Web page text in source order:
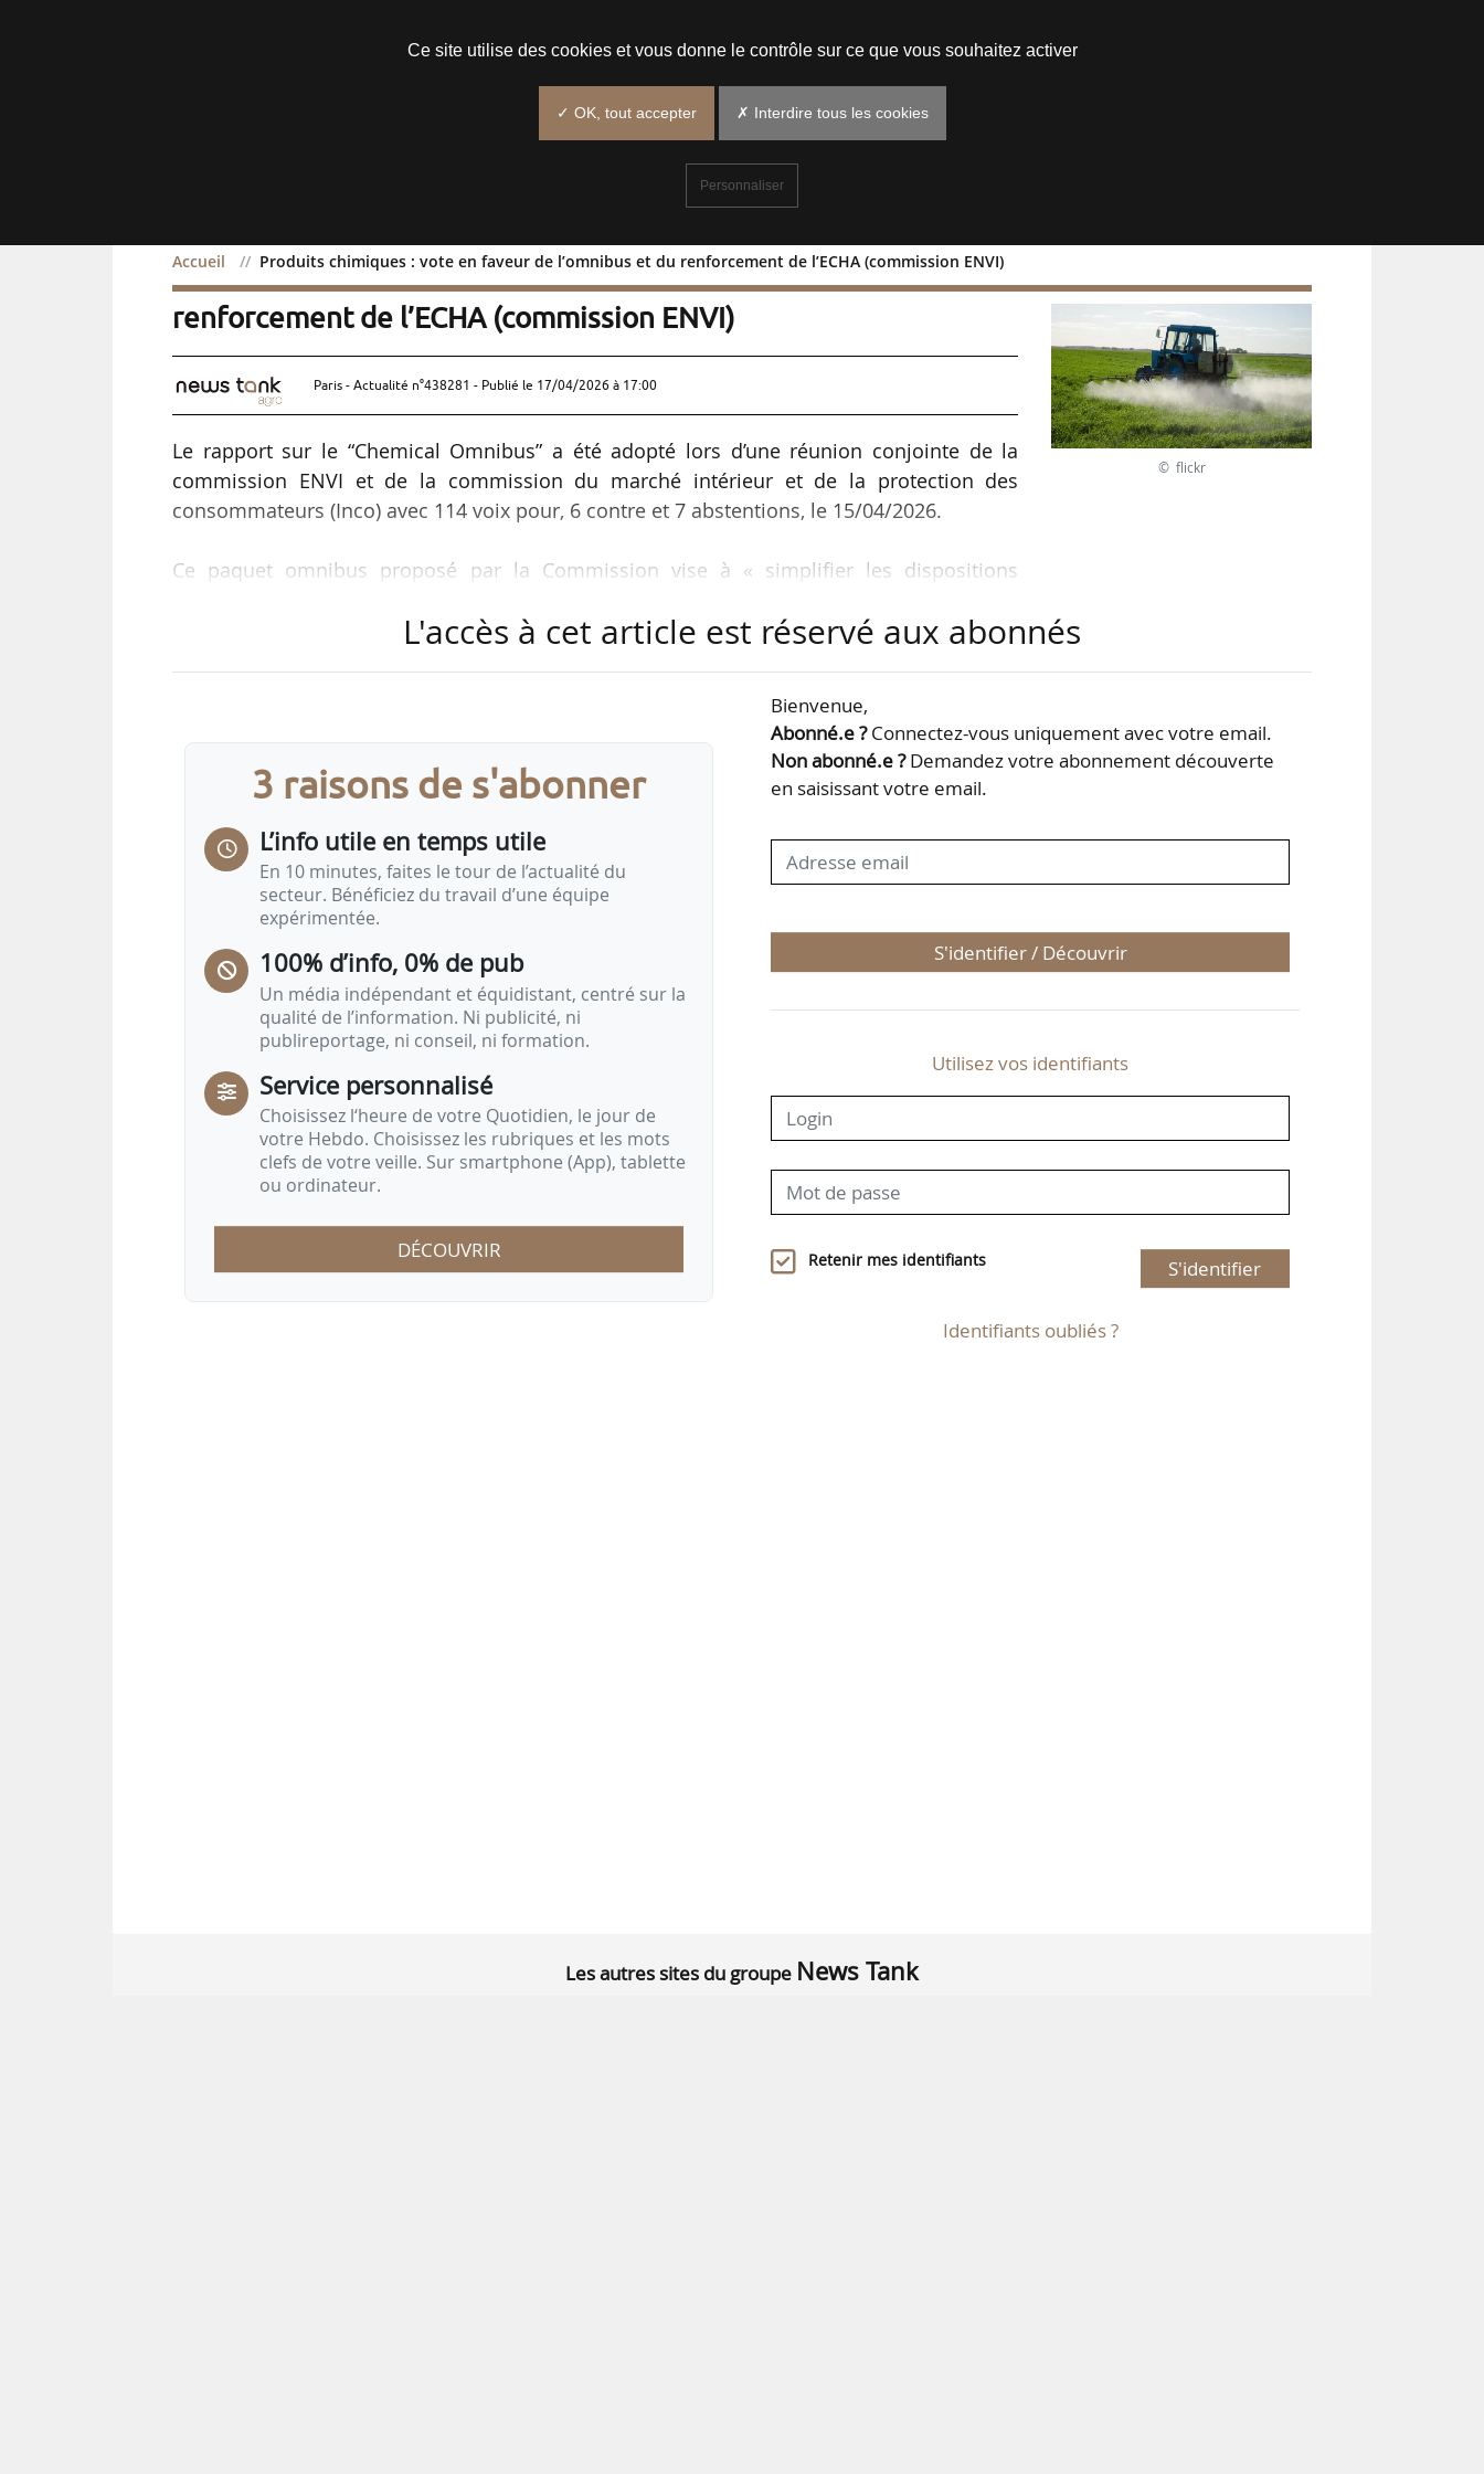
Accueil Produits chimiques : vote en faveur de l’omnibus et du renforcement de l’ECHA (commission ENVI)
Produits chimiques : vote en faveur de l’omnibus et du
renforcement de l’ECHA (commission ENVI)
Paris - Actualité n°438281 - Publié le 17/04/2026 à 17:00
Le rapport sur le “Chemical Omnibus” a été adopté lors d’une réunion conjointe de la
commission ENVI et de la commission du marché intérieur et de la protection des
consommateurs (Inco) avec 114 voix pour, 6 contre et 7 abstentions, le 15/04/2026.
Ce paquet omnibus proposé par la Commission vise à « simplifier les dispositions
produits cosmétiques et des produits fertilisants ».
changements proposés par la Commission mais s’opposent à la suppression de toutes les
exigences relatives au texte qui doit figurer sur l’étiquette d’un produit, insistant sur le fait
qu’il doit être lisible pour les consommateurs ».
Ils…
© flickr
L'accès à cet article est réservé aux abonnés
3 raisons de s'abonner
L’info utile en temps utile
En 10 minutes, faites le tour de l’actualité du
secteur. Bénéficiez du travail d’une équipe
expérimentée.
100% d’info, 0% de pub
Un média indépendant et équidistant, centré sur la
qualité de l’information. Ni publicité, ni
publireportage, ni conseil, ni formation.
Service personnalisé
Choisissez l‘heure de votre Quotidien, le jour de
votre Hebdo. Choisissez les rubriques et les mots
clefs de votre veille. Sur smartphone (App), tablette
ou ordinateur.
DÉCOUVRIR
Bienvenue,
Abonné.e ?Connectez-vous uniquement avec votre email.
Non abonné.e ?Demandez votre abonnement découverte
en saisissant votre email.
S'identifier / Découvrir
Utilisez vos identifiants
Retenir mes identifiants S'identifier
Identifiants oubliés ?
Les autres sites du groupe News Tank
Ce site utilise des cookies et vous donne le contrôle sur ce que vous souhaitez activer
✓ OK, tout accepter ✗ Interdire tous les cookies
Personnaliser